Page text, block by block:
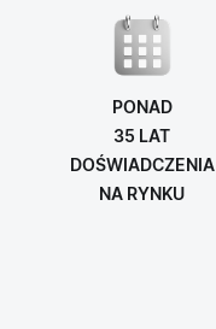
PONAD
35 LAT
DOŚWIADCZENIA
NA RYNKU